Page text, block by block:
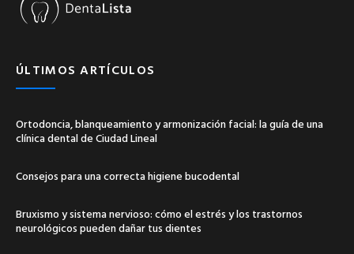
ÚLTIMOS ARTÍCULOS
Ortodoncia, blanqueamiento y armonización facial: la guía de una
clínica dental de Ciudad Lineal
Consejos para una correcta higiene bucodental
Bruxismo y sistema nervioso: cómo el estrés y los trastornos
neurológicos pueden dañar tus dientes